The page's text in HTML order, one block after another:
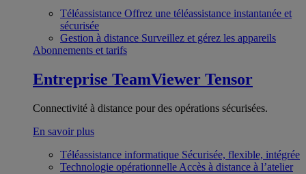
Téléassistance Offrez une téléassistance instantanée et
sécurisée
Gestion à distance Surveillez et gérez les appareils
Abonnements et tarifs
Entreprise TeamViewer Tensor
Connectivité à distance pour des opérations sécurisées.
En savoir plus
Téléassistance informatique Sécurisée, flexible, intégrée
Technologie opérationnelle Accès à distance à l’atelier